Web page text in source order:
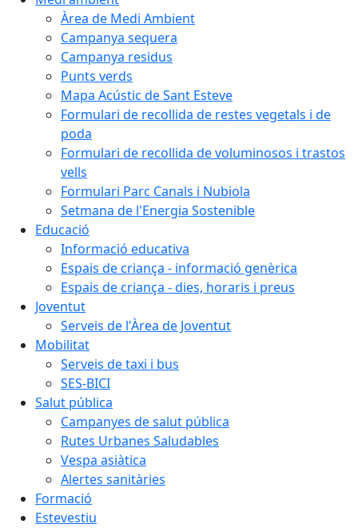
Àrea de Medi Ambient
Campanya sequera
Campanya residus
Punts verds
Mapa Acústic de Sant Esteve
Formulari de recollida de restes vegetals i de
poda
Formulari de recollida de voluminosos i trastos
vells
Formulari Parc Canals i Nubiola
Setmana de l'Energia Sostenible
Educació
Informació educativa
Espais de criança - informació genèrica
Espais de criança - dies, horaris i preus
Joventut
Serveis de l'Àrea de Joventut
Mobilitat
Serveis de taxi i bus
SES-BICI
Salut pública
Campanyes de salut pública
Rutes Urbanes Saludables
Vespa asiàtica
Alertes sanitàries
Formació
Estevestiu